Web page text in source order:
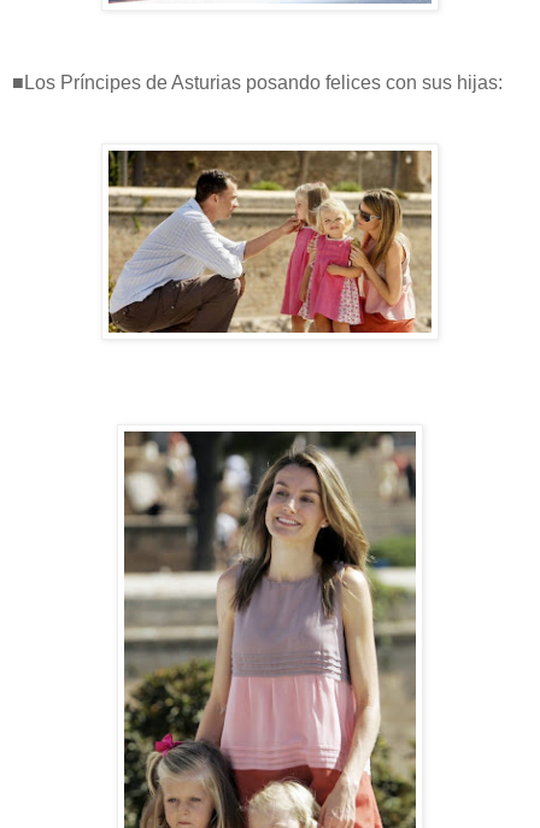
■Los Príncipes de Asturias posando felices con sus hijas: